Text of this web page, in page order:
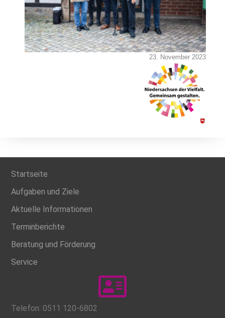
23. November 2023
Startseite
Aufgaben und Ziele
Aktuelle Informationen
Terminberichte
Beratung und Förderung
Service
Telefon: 0511 120-6802